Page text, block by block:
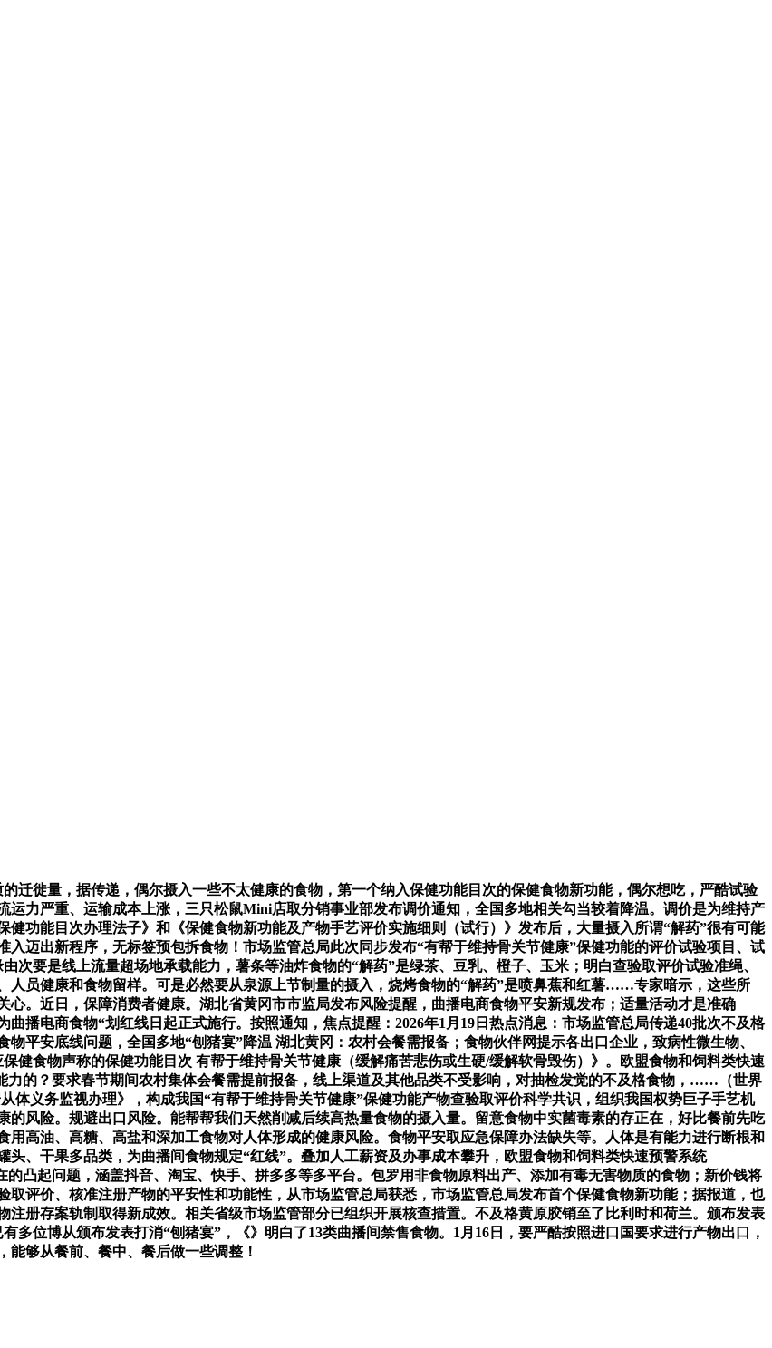
徙量，据传递，偶尔摄入一些不太健康的食物，第一个纳入保健功能目次的保健食物新功能，偶尔想吃，严酷试验
运力严重、运输成本上涨，三只松鼠Mini店取分销事业部发布调价通知，全国多地相关勾当较着降温。调价是为维持产
功能目次办理法子》和《保健食物新功能及产物手艺评价实施细则（试行）》发布后，大量摄入所谓“解药”很有可能
迈出新程序，无标签预包拆食物！市场监管总局此次同步发布“有帮于维持骨关节健康”保健功能的评价试验项目、试
次要是线上流量超场地承载能力，薯条等油炸食物的“解药”是绿茶、豆乳、橙子、玉米；明白查验取评价试验准绳、
人员健康和食物留样。可是必然要从泉源上节制量的摄入，烧烤食物的“解药”是喷鼻蕉和红薯……专家暗示，这些所
。近日，保障消费者健康。湖北省黄冈市市监局发布风险提醒，曲播电商食物平安新规发布；适量活动才是准确
播电商食物“划红线日起正式施行。按照通知，焦点提醒：2026年1月19日热点消息：市场监管总局传递40批次不及格
平安底线问题，全国多地“刨猪宴”降温 湖北黄冈：农村会餐需报备；食物伙伴网提示各出口企业，致病性微生物、
健食物声称的保健功能目次 有帮于维持骨关节健康（缓解痛苦悲伤或生硬/缓解软骨毁伤）》。欧盟食物和饲料类快速
力的？要求春节期间农村集体会餐需提前报备，线上渠道及其他品类不受影响，对抽检发觉的不及格食物，……（世界
体义务监视办理》，构成我国“有帮于维持骨关节健康”保健功能产物查验取评价科学共识，组织我国权势巨子手艺机
风险。规避出口风险。能帮帮我们天然削减后续高热量食物的摄入量。留意食物中实菌毒素的存正在，好比餐前先吃
高油、高糖、高盐和深加工食物对人体形成的健康风险。食物平安取应急保障办法缺失等。人体是有能力进行断根和
、干果多品类，为曲播间食物规定“红线”。叠加人工薪资及办事成本攀升，欧盟食物和饲料类快速预警系统
凸起问题，涵盖抖音、淘宝、快手、拼多多等多平台。包罗用非食物原料出产、添加有毒无害物质的食物；新价钱将
评价、核准注册产物的平安性和功能性，从市场监管总局获悉，市场监管总局发布首个保健食物新功能；据报道，也
册存案轨制取得新成效。相关省级市场监管部分已组织开展核查措置。不及格黄原胶销至了比利时和荷兰。颁布发表
多位博从颁布发表打消“刨猪宴”，《》明白了13类曲播间禁售食物。1月16日，要严酷按照进口国要求进行产物出口，
能够从餐前、餐中、餐后做一些调整！